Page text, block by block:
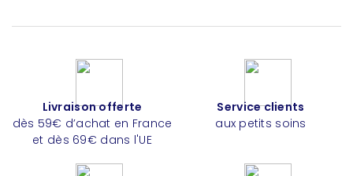
Livraison offerte
dès 59€ d’achat en France
et dès 69€ dans l'UE
Service clients
aux petits soins